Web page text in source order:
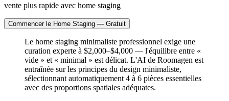
vente plus rapide avec home staging
Commencer le Home Staging — Gratuit
Le home staging minimaliste professionnel exige une
curation experte à $2,000–$4,000 — l'équilibre entre «
vide » et « minimal » est délicat. L'AI de Roomagen est
entraînée sur les principes du design minimaliste,
sélectionnant automatiquement 4 à 6 pièces essentielles
avec des proportions spatiales adéquates.